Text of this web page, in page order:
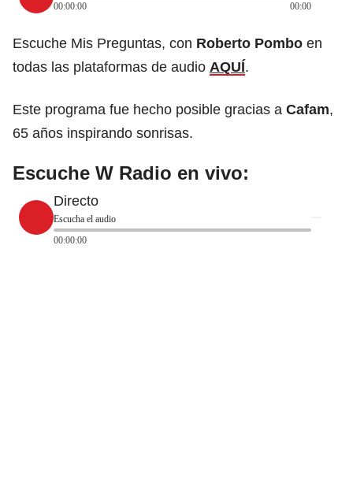
00:00:00
00:00
Escuche Mis Preguntas, con Roberto Pombo en
todas las plataformas de audio AQUÍ.
Este programa fue hecho posible gracias a Cafam,
65 años inspirando sonrisas.
Escuche W Radio en vivo:
Directo
Escucha el audio
00:00:00